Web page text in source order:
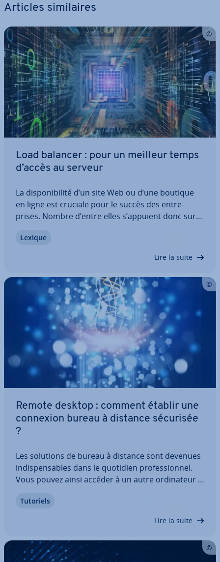
Articles si­mi­laires
Load balancer : pour un meilleur temps
d’accès au serveur
La dis­po­ni­bi­lité d’un site Web ou d’une boutique
en ligne est cruciale pour le succès des en­tre­
prises. Nombre d’entre elles s’appuient donc sur
les requêtes vers les serveurs sur plusieurs or­di­
Lexique
Lire la suite
Remote desktop : comment établir une
connexion bureau à distance sécurisée
?
Les solutions de bureau à distance sont devenues
in­dis­pen­sables dans le quotidien pro­fes­sion­nel.
Vous pouvez ainsi accéder à un autre or­di­na­teur à
pour le support in­for­ma­tique, les con­fé­rences en
Tutoriels
Lire la suite